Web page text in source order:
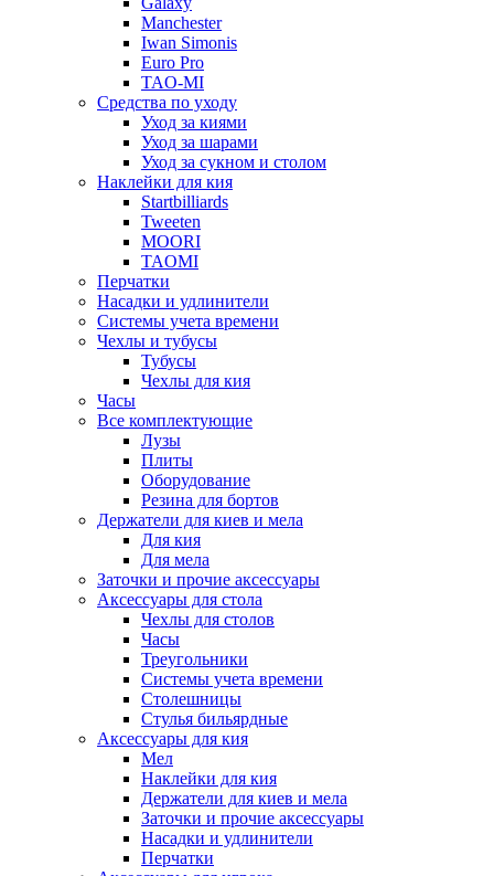
Manchester
Iwan Simonis
Euro Pro
TAO-MI
Средства по уходу
Уход за киями
Уход за шарами
Уход за сукном и столом
Наклейки для кия
Startbilliards
Tweeten
MOORI
TAOMI
Перчатки
Насадки и удлинители
Системы учета времени
Чехлы и тубусы
Тубусы
Чехлы для кия
Часы
Все комплектующие
Лузы
Плиты
Оборудование
Резина для бортов
Держатели для киев и мела
Для кия
Для мела
Заточки и прочие аксессуары
Аксессуары для стола
Чехлы для столов
Часы
Треугольники
Системы учета времени
Столешницы
Стулья бильярдные
Аксессуары для кия
Мел
Наклейки для кия
Держатели для киев и мела
Заточки и прочие аксессуары
Насадки и удлинители
Перчатки